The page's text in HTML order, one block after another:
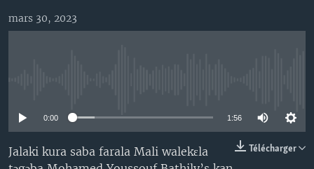
mars 30, 2023
0:00 1:56
Télécharger
Jalaki kura saba farala Mali walekɛla